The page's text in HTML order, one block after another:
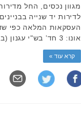
מגוון נכסים, החל
לדירות יד שנייה
העסקאות המלאה כפי
אונו: 3 חד’ בש"י עגנון (בבניה) קומה 2/25, 75 מ”ר. נמכרה בכ- …
קרא עוד »